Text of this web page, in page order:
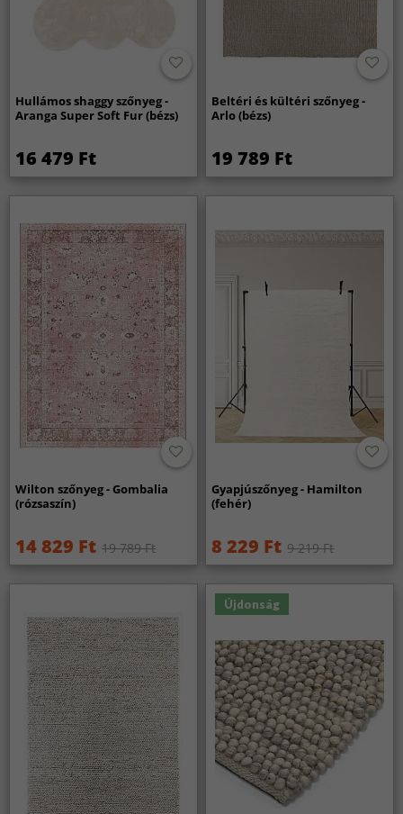
Hullámos shaggy szőnyeg -
Aranga Super Soft Fur (bézs)
16 479 Ft
Beltéri és kültéri szőnyeg -
Arlo (bézs)
19 789 Ft
Wilton szőnyeg - Gombalia
(rózsaszín)
14 829 Ft 19 789 Ft
Gyapjúszőnyeg - Hamilton
(fehér)
8 229 Ft 9 219 Ft
Újdonság